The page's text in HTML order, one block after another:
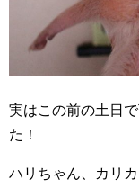
実はこの前の土日
た！
ハリちゃん、カリ